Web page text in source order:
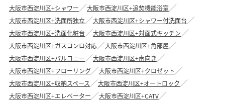
大阪市西淀川区+シャワー
大阪市西淀川区+追焚機能浴室
大阪市西淀川区+洗面所独立
大阪市西淀川区+シャワー付洗面台
大阪市西淀川区+洗面化粧台
大阪市西淀川区+対面式キッチン
大阪市西淀川区+ガスコンロ対応
大阪市西淀川区+角部屋
大阪市西淀川区+バルコニー
大阪市西淀川区+南向き
大阪市西淀川区+フローリング
大阪市西淀川区+クロゼット
大阪市西淀川区+収納スペース
大阪市西淀川区+オートロック
大阪市西淀川区+エレベーター
大阪市西淀川区+CATV